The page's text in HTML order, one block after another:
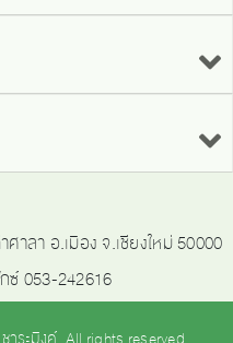
าลา อ.เมือง จ.เชียงใหม่ 50000
ซ์ 053-242616